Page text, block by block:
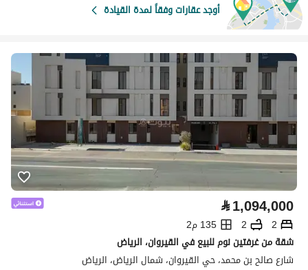
أوجد عقارات وفقاً لمدة القيادة
⃁1,094,000
2
2
135 م2
شقة من غرفتين نوم للبيع في القيروان، الرياض
شارع صالح بن محمد، حي القيروان، شمال الرياض، الرياض